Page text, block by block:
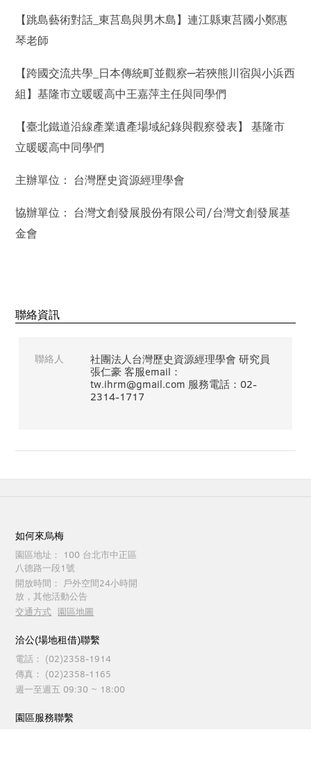
【跳島藝術對話_東莒島與男木島】連江縣東莒國小鄭惠
琴老師
【跨國交流共學_日本傳統町並觀察─若狹熊川宿與小浜西
組】基隆市立暖暖高中王嘉萍主任與同學們
【臺北鐵道沿線產業遺產場域紀錄與觀察發表】 基隆市
立暖暖高中同學們
主辦單位： 台灣歷史資源經理學會
協辦單位： 台灣文創發展股份有限公司/台灣文創發展基
金會
聯絡資訊
聯絡人
社團法人台灣歷史資源經理學會 研究員
張仁豪 客服email：
tw.ihrm@gmail.com 服務電話：02-
2314-1717
如何來烏梅
園區地址：
100 台北市中正區
八德路一段1號
開放時間：
戶外空間24小時開
放，其他活動公告
交通方式 園區地圖
洽公(場地租借)聯繫
電話：
(02)2358-1914
傳真：
(02)2358-1165
週一至週五 09:30 ~ 18:00
園區服務聯繫